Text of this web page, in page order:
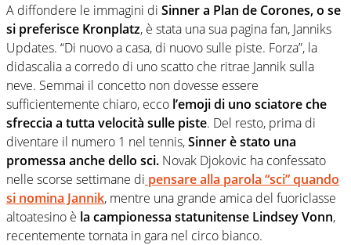
A diffondere le immagini di Sinner a Plan de Corones, o se
si preferisce Kronplatz, è stata una sua pagina fan, Janniks
Updates. “Di nuovo a casa, di nuovo sulle piste. Forza”, la
didascalia a corredo di uno scatto che ritrae Jannik sulla
neve. Semmai il concetto non dovesse essere
sufficientemente chiaro, ecco l’emoji di uno sciatore che
sfreccia a tutta velocità sulle piste. Del resto, prima di
diventare il numero 1 nel tennis,Sinner è stato una
promessa anche dello sci. Novak Djokovic ha confessato
nelle scorse settimane di pensare alla parola “sci” quando
si nomina Jannik, mentre una grande amica del fuoriclasse
altoatesino è la campionessa statunitense Lindsey Vonn,
recentemente tornata in gara nel circo bianco.